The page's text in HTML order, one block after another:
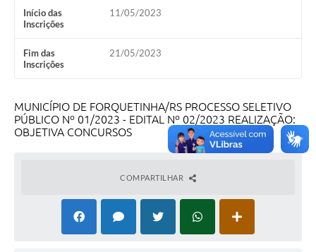
Início das
Inscrições
11/05/2023
Fim das
Inscrições
21/05/2023
MUNICÍPIO DE FORQUETINHA/RS PROCESSO SELETIVO
PÚBLICO Nº 01/2023 - EDITAL Nº 02/2023 REALIZAÇÃO:
OBJETIVA CONCURSOS
COMPARTILHAR